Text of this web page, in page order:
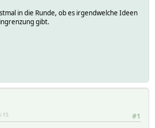
in die Runde, ob es irgendwelche Ideen
gibt.
#1